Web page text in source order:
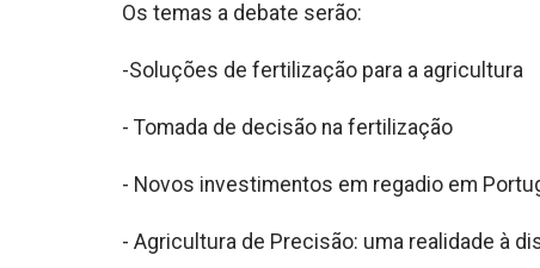
Os temas a debate serão:
-Soluções de fertilização para a agricultura
- Tomada de decisão na fertilização
- Novos investimentos em regadio em
- Agricultura de Precisão: uma realidade à